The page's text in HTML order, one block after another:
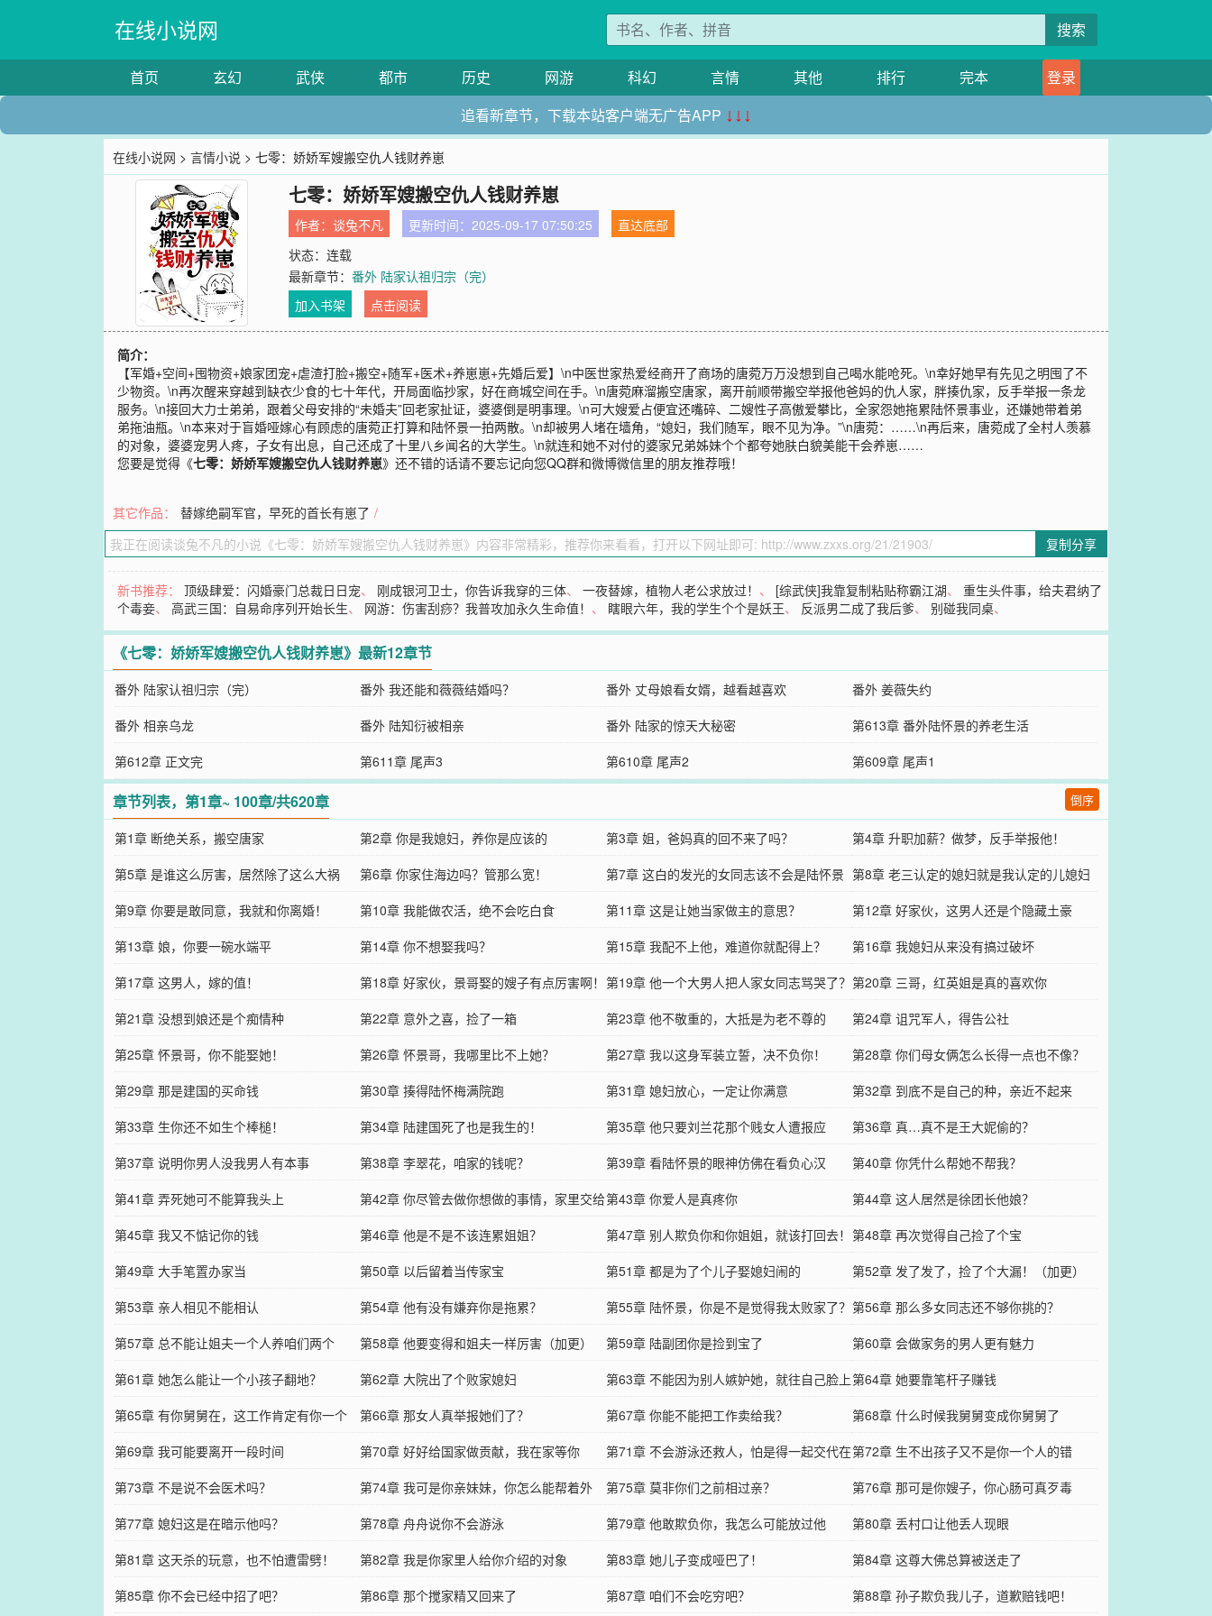
在线小说网 搜索
首页 玄幻 武侠 都市 历史 网游 科幻 言情 其他 排行 完本
登录
追看新章节，下载本站客户端无广告APP ↓↓↓
在线小说网 >言情小说 > 七零：娇娇军嫂搬空仇人钱财养崽
七零：娇娇军嫂搬空仇人钱财养崽
作者：谈兔不凡 更新时间：2025-09-17 07:50:25
直达底部
状态：连载
最新章节：番外 陆家认祖归宗（完）
加入书架
点击阅读
简介：
【军婚+空间+囤物资+娘家团宠+虐渣打脸+搬空+随军+医术+养崽崽+先婚后爱】\n中医世家热爱经商开了商场的唐菀万万没想到自己喝水能呛死。\n幸好她早有先见之明囤了不
少物资。\n再次醒来穿越到缺衣少食的七十年代，开局面临抄家，好在商城空间在手。\n唐菀麻溜搬空唐家，离开前顺带搬空举报他爸妈的仇人家，胖揍仇家，反手举报一条龙
服务。\n接回大力士弟弟，跟着父母安排的“未婚夫”回老家扯证，婆婆倒是明事理。\n可大嫂爱占便宜还嘴碎、二嫂性子高傲爱攀比，全家怨她拖累陆怀景事业，还嫌她带着弟
弟拖油瓶。\n本来对于盲婚哑嫁心有顾虑的唐菀正打算和陆怀景一拍两散。\n却被男人堵在墙角，“媳妇，我们随军，眼不见为净。”\n唐菀：……\n再后来，唐菀成了全村人羡慕
的对象，婆婆宠男人疼，子女有出息，自己还成了十里八乡闻名的大学生。\n就连和她不对付的婆家兄弟姊妹个个都夸她肤白貌美能干会养崽……
您要是觉得《七零：娇娇军嫂搬空仇人钱财养崽》还不错的话请不要忘记向您QQ群和微博微信里的朋友推荐哦！
其它作品： 替嫁绝嗣军官，早死的首长有崽了 /
复制分享
新书推荐：顶级肆爱：闪婚豪门总裁日日宠、 刚成银河卫士，你告诉我穿的三体、一夜替嫁，植物人老公求放过！ 、 [综武侠]我靠复制粘贴称霸江湖、重生头件事，给夫君纳了
个毒妾、高武三国：自易命序列开始长生、 网游：伤害刮痧？我普攻加永久生命值！ 、 瞎眼六年，我的学生个个是妖王、 反派男二成了我后爹、别碰我同桌、
《七零：娇娇军嫂搬空仇人钱财养崽》最新12章节
番外 陆家认祖归宗（完） 番外 我还能和薇薇结婚吗？ 番外 丈母娘看女婿，越看越喜欢
番外 姜薇失约
番外 相亲乌龙
番外 陆知衍被相亲 番外 陆家的惊天大秘密
第613章 番外陆怀景的养老生活
第612章 正文完
第611章 尾声3 第610章 尾声2 第609章 尾声1
章节列表，第1章~ 100章/共620章 倒序
第1章 断绝关系，搬空唐家 第2章 你是我媳妇，养你是应该的 第3章 姐，爸妈真的回不来了吗？
第4章 升职加薪？做梦，反手举报他！
第5章 是谁这么厉害，居然除了这么大祸
害！
第6章 你家住海边吗？管那么宽！
第7章 这白的发光的女同志该不会是陆怀景
的对象吧？
第8章 老三认定的媳妇就是我认定的儿媳妇
第9章 你要是敢同意，我就和你离婚！
第10章 我能做农活，绝不会吃白食 第11章 这是让她当家做主的意思？
第12章 好家伙，这男人还是个隐藏土豪
第13章 娘，你要一碗水端平
第14章 你不想娶我吗？ 第15章 我配不上他，难道你就配得上？
第16章 我媳妇从来没有搞过破坏
第17章 这男人，嫁的值！
第18章 好家伙，景哥娶的嫂子有点厉害啊！ 第19章 他一个大男人把人家女同志骂哭了？ 第20章 三哥，红英姐是真的喜欢你
第21章 没想到娘还是个痴情种
第22章 意外之喜，捡了一箱 第23章 他不敬重的，大抵是为老不尊的
第24章 诅咒军人，得告公社
第25章 怀景哥，你不能娶她！
第26章 怀景哥，我哪里比不上她？ 第27章 我以这身军装立誓，决不负你！
第28章 你们母女俩怎么长得一点也不像？
第29章 那是建国的买命钱
第30章 揍得陆怀梅满院跑 第31章 媳妇放心，一定让你满意
第32章 到底不是自己的种，亲近不起来
第33章 生你还不如生个棒槌！
第34章 陆建国死了也是我生的！ 第35章 他只要刘兰花那个贱女人遭报应
第36章 真…真不是王大妮偷的？
第37章 说明你男人没我男人有本事
第38章 李翠花，咱家的钱呢？ 第39章 看陆怀景的眼神仿佛在看负心汉
第40章 你凭什么帮她不帮我？
第41章 弄死她可不能算我头上
第42章 你尽管去做你想做的事情，家里交给
我
第43章 你爱人是真疼你
第44章 这人居然是徐团长他娘？
第45章 我又不惦记你的钱
第46章 他是不是不该连累姐姐？ 第47章 别人欺负你和你姐姐，就该打回去！ 第48章 再次觉得自己捡了个宝
第49章 大手笔置办家当
第50章 以后留着当传家宝 第51章 都是为了个儿子娶媳妇闹的
第52章 发了发了，捡了个大漏！（加更）
第53章 亲人相见不能相认
第54章 他有没有嫌弃你是拖累？
第55章 陆怀景，你是不是觉得我太败家了？
（加更）
第56章 那么多女同志还不够你挑的？
第57章 总不能让姐夫一个人养咱们两个
第58章 他要变得和姐夫一样厉害（加更） 第59章 陆副团你是捡到宝了
第60章 会做家务的男人更有魅力
第61章 她怎么能让一个小孩子翻地？
第62章 大院出了个败家媳妇
第63章 不能因为别人嫉妒她，就往自己脸上
抹泥巴吧？
第64章 她要靠笔杆子赚钱
第65章 有你舅舅在，这工作肯定有你一个
第66章 那女人真举报她们了？ 第67章 你能不能把工作卖给我？
第68章 什么时候我舅舅变成你舅舅了
第69章 我可能要离开一段时间
第70章 好好给国家做贡献，我在家等你
第71章 不会游泳还救人，怕是得一起交代在
这
第72章 生不出孩子又不是你一个人的错
第73章 不是说不会医术吗？
第74章 我可是你亲妹妹，你怎么能帮着外
人？
第75章 莫非你们之前相过亲？
第76章 那可是你嫂子，你心肠可真歹毒
第77章 媳妇这是在暗示他吗？
第78章 舟舟说你不会游泳 第79章 他敢欺负你，我怎么可能放过他
第80章 丢村口让他丢人现眼
第81章 这天杀的玩意，也不怕遭雷劈！
第82章 我是你家里人给你介绍的对象 第83章 她儿子变成哑巴了！
第84章 这尊大佛总算被送走了
第85章 你不会已经中招了吧？
第86章 那个搅家精又回来了 第87章 咱们不会吃穷吧？ 第88章 孙子欺负我儿子，道歉赔钱吧！